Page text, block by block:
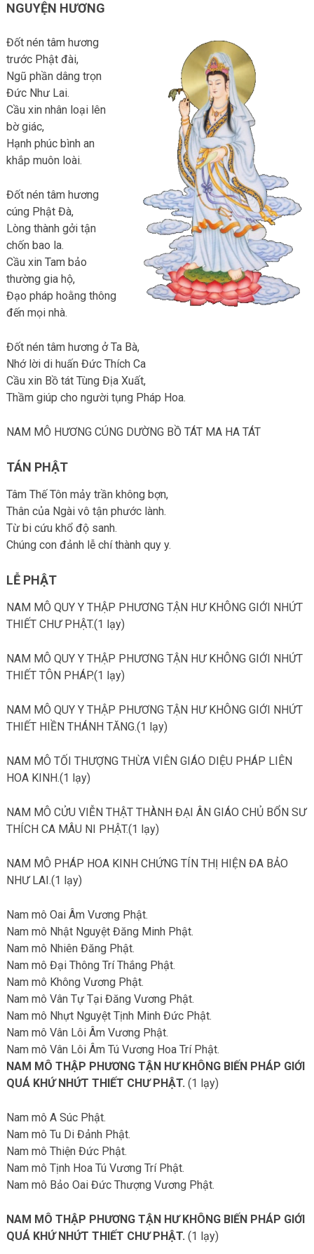
NGUYỆN HƯƠNG
Đốt nén tâm hương
trước Phật đài,
Ngũ phần dâng trọn
Đức Như Lai.
Cầu xin nhân loại lên
bờ giác,
Hạnh phúc bình an
khắp muôn loài.
Đốt nén tâm hương
cúng Phật Đà,
Lòng thành gởi tận
chốn bao la.
Cầu xin Tam bảo
thường gia hộ,
Đạo pháp hoằng thông
đến mọi nhà.
Đốt nén tâm hương ở Ta Bà,
Nhớ lời di huấn Đức Thích Ca
Cầu xin Bồ tát Tùng Địa Xuất,
Thầm giúp cho người tụng Pháp Hoa.
NAM MÔ HƯƠNG CÚNG DƯỜNG BỒ TÁT MA HA TÁT
TÁN PHẬT
Tâm Thế Tôn mảy trần không bợn,
Thân của Ngài vô tận phước lành.
Từ bi cứu khổ độ sanh.
Chúng con đảnh lễ chí thành quy y.
LỄ PHẬT
NAM MÔ QUY Y THẬP PHƯƠNG TẬN HƯ KHÔNG GIỚI NHỨT
THIẾT CHƯ PHẬT.(1 lạy)
NAM MÔ QUY Y THẬP PHƯƠNG TẬN HƯ KHÔNG GIỚI NHỨT
THIẾT TÔN PHÁP.(1 lạy)
NAM MÔ QUY Y THẬP PHƯƠNG TẬN HƯ KHÔNG GIỚI NHỨT
THIẾT HIỀN THÁNH TĂNG.(1 lạy)
NAM MÔ TỐI THƯỢNG THỪA VIÊN GIÁO DIỆU PHÁP LIÊN
HOA KINH.(1 lạy)
NAM MÔ CỬU VIỄN THẬT THÀNH ĐẠI ÂN GIÁO CHỦ BỔN SƯ
THÍCH CA MÂU NI PHẬT.(1 lạy)
NAM MÔ PHÁP HOA KINH CHỨNG TÍN THỊ HIỆN ĐA BẢO
NHƯ LAI.(1 lạy)
Nam mô Oai Âm Vương Phật.
Nam mô Nhật Nguyệt Đăng Minh Phật.
Nam mô Nhiên Đăng Phật.
Nam mô Đại Thông Trí Thắng Phật.
Nam mô Không Vương Phật.
Nam mô Vân Tự Tại Đăng Vương Phật.
Nam mô Nhựt Nguyệt Tịnh Minh Đức Phật.
Nam mô Vân Lôi Âm Vương Phật.
Nam mô Vân Lôi Âm Tú Vương Hoa Trí Phật.
NAM MÔ THẬP PHƯƠNG TẬN HƯ KHÔNG BIẾN PHÁP GIỚI
QUÁ KHỨ NHỨT THIẾT CHƯ PHẬT. (1 lạy)
Nam mô A Súc Phật.
Nam mô Tu Di Đảnh Phật.
Nam mô Thiện Đức Phật.
Nam mô Tịnh Hoa Tú Vương Trí Phật.
Nam mô Bảo Oai Đức Thượng Vương Phật.
NAM MÔ THẬP PHƯƠNG TẬN HƯ KHÔNG BIẾN PHÁP GIỚI
QUÁ KHỨ NHỨT THIẾT CHƯ PHẬT. (1 lạy)